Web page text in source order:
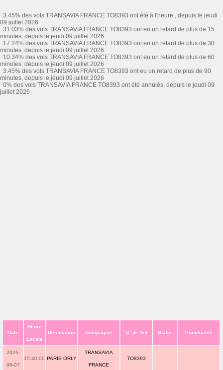
3.45% des vols TRANSAVIA FRANCE TO8393 ont été à l'heure , depuis le jeudi
09 juillet 2026
31.03% des vols TRANSAVIA FRANCE TO8393 ont eu un retard de plus de 15
minutes, depuis le jeudi 09 juillet 2026
17.24% des vols TRANSAVIA FRANCE TO8393 ont eu un retard de plus de 30
minutes, depuis le jeudi 09 juillet 2026
10.34% des vols TRANSAVIA FRANCE TO8393 ont eu un retard de plus de 60
minutes, depuis le jeudi 09 juillet 2026
3.45% des vols TRANSAVIA FRANCE TO8393 ont eu un retard de plus de 90
minutes, depuis le jeudi 09 juillet 2026
0% des vols TRANSAVIA FRANCE TO8393 ont été annulés, depuis le jeudi 09
juillet 2026
Date
Heure
Locale
Destination Compagnie N° de Vol Statut Ponctualité
2026-
08-07
15:40:00 PARIS ORLY
TRANSAVIA
FRANCE
TO8393